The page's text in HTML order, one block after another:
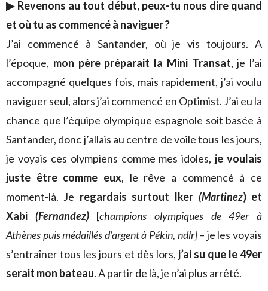
▶ Revenons au tout début, peux-tu nous dire quand
et où tu as commencé à naviguer ?
J’ai commencé à Santander, où je vis toujours. A
l’époque, mon père préparait la Mini Transat, je l’ai
accompagné quelques fois, mais rapidement, j’ai voulu
naviguer seul, alors j’ai commencé en Optimist. J’ai eu la
chance que l’équipe olympique espagnole soit basée à
Santander, donc j’allais au centre de voile tous les jours,
je voyais ces olympiens comme mes idoles, je voulais
juste être comme eux, le rêve a commencé à ce
moment-là. Je regardais surtout Iker (Martinez) et
Xabi (Fernandez)[champions olympiques de 49er à
Athènes puis médaillés d’argent à Pékin, ndlr]– je les voyais
s’entraîner tous les jours et dès lors, j’ai su que le 49er
serait mon bateau. A partir de là, je n’ai plus arrêté.